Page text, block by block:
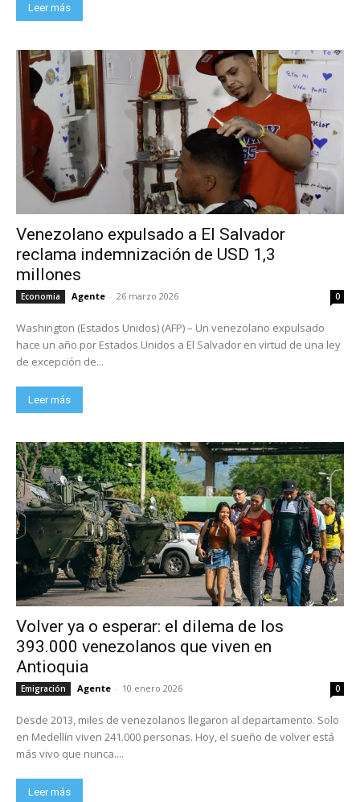
Leer más
Venezolano expulsado a El Salvador
reclama indemnización de USD 1,3
millones
Economia Agente - 26 marzo 2026 0
Washington (Estados Unidos) (AFP) – Un venezolano expulsado
hace un año por Estados Unidos a El Salvador en virtud de una ley
de excepción de...
Leer más
Volver ya o esperar: el dilema de los
393.000 venezolanos que viven en
Antioquia
Emigración Agente - 10 enero 2026 0
Desde 2013, miles de venezolanos llegaron al departamento. Solo
en Medellín viven 241.000 personas. Hoy, el sueño de volver está
más vivo que nunca....
Leer más